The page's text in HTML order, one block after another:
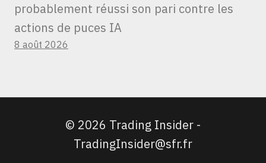
probablement réussi son pari contre les
actions de puces IA
8 août 2026
© 2026 Trading Insider -
TradingInsider@sfr.fr